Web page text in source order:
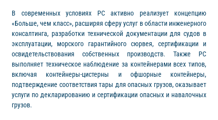
В современных условиях РС активно реализует концепцию
«Больше, чем класс», расширяя сферу услуг в области инженерного
консалтинга, разработки технической документации для судов в
эксплуатации, морского гарантийного сюрвея, сертификации и
освидетельствования собственных производств. Также РС
выполняет техническое наблюдение за контейнерами всех типов,
включая контейнеры-цистерны и офшорные контейнеры,
подтверждение соответствия тары для опасных грузов, оказывает
услуги по декларированию и сертификации опасных и навалочных
грузов.